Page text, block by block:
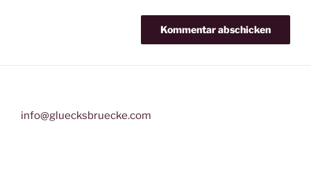
info@gluecksbruecke.com